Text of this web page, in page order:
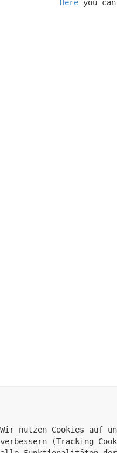
Here you
Wir nutzen Cookies auf
verbessern (Tracking